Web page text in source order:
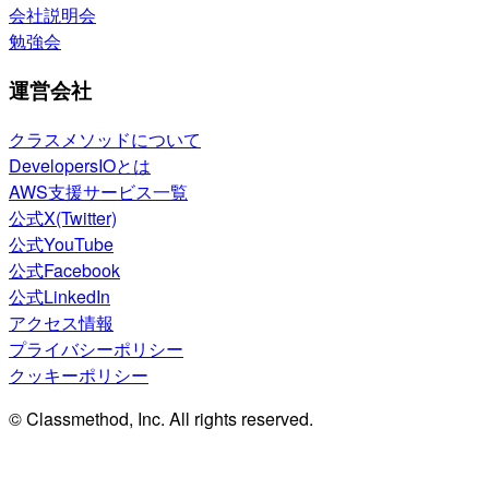
会社説明会
勉強会
運営会社
クラスメソッドについて
DevelopersIOとは
AWS支援サービス一覧
公式X(Twitter)
公式YouTube
公式Facebook
公式LinkedIn
アクセス情報
プライバシーポリシー
クッキーポリシー
© Classmethod, Inc. All rights reserved.